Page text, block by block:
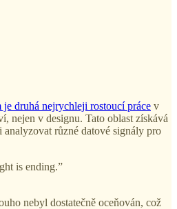
druhá nejrychleji rostoucí práce v
nejen v designu. Tato oblast získává
různé datové signály pro
is ending.”
nebyl dostatečně oceňován, což